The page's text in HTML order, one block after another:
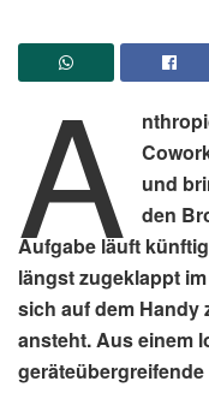
A
und
den
Aufgabe läuft
längst zugeklappt
sich auf dem
ansteht. Aus einem